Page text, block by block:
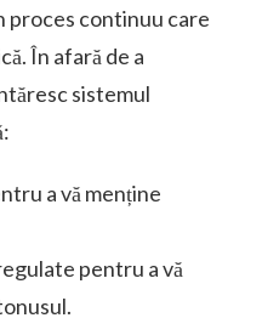
proces continuu care
În afară de a
sistemul
a vă menține
pentru a vă